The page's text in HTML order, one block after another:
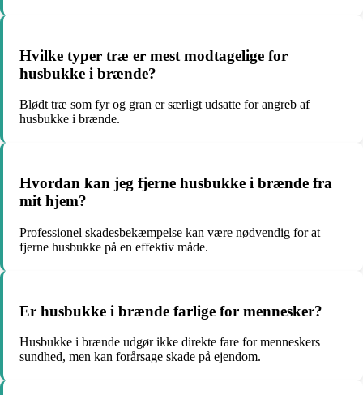
Hvilke typer træ er mest modtagelige for
husbukke i brænde?
Blødt træ som fyr og gran er særligt udsatte for angreb af
husbukke i brænde.
Hvordan kan jeg fjerne husbukke i brænde fra
mit hjem?
Professionel skadesbekæmpelse kan være nødvendig for at
fjerne husbukke på en effektiv måde.
Er husbukke i brænde farlige for mennesker?
Husbukke i brænde udgør ikke direkte fare for menneskers
sundhed, men kan forårsage skade på ejendom.